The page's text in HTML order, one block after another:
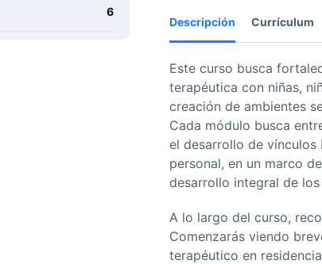
6
Descripción Currículum
Este curso busca
terapéutica con niñas,
creación de ambientes
Cada módulo busca
el desarrollo de vínculos
personal, en un marco
desarrollo integral de
A lo largo del curso,
Comenzarás viendo
terapéutico en